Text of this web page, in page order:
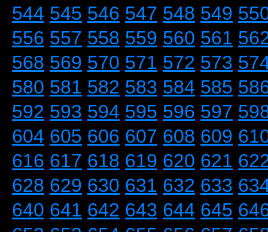
544 545 546 547 548 549
556 557 558 559 560 561
568 569 570 571 572 573
580 581 582 583 584 585
592 593 594 595 596 597
604 605 606 607 608 609
616 617 618 619 620 621
628 629 630 631 632 633
640 641 642 643 644 645